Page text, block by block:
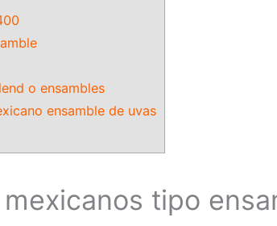
o ensambles
ensamble de uvas
tipo